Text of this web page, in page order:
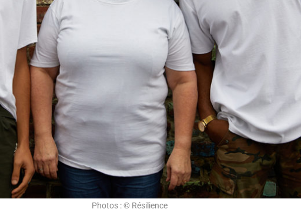
Photos : © Résilience